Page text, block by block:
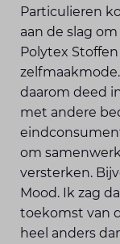
Particulieren
aan de slag
Polytex
daarom deed
met andere
om
versterken.
Mood. Ik zag
toekomst van
heel anders